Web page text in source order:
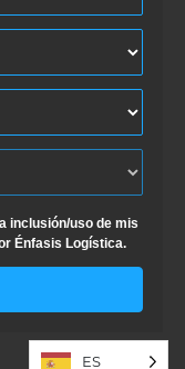
inclusión/uso de mis
Énfasis Logística.
ES